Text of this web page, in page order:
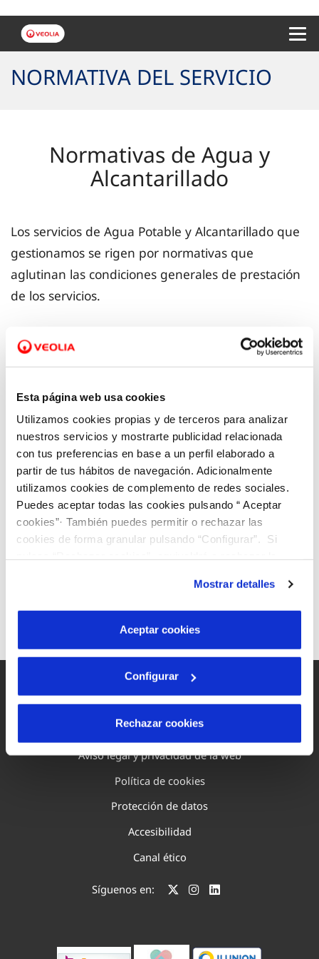
Esta página web usa cookies
Utilizamos cookies propias y de terceros para analizar
nuestros servicios y mostrarte publicidad relacionada
con tus preferencias en base a un perfil elaborado a
partir de tus hábitos de navegación. Adicionalmente
utilizamos cookies de complemento de redes sociales.
Puedes aceptar todas las cookies pulsando “ Aceptar
cookies”· También puedes permitir o rechazar las
cookies de forma granular pulsando “Configurar”. Si
son indispensables para que el sitio web funcione y que
por tanto no se pueden desactivar. Puedes consultar
más información en nuestraPolítica de Cookies
Mostrar detalles
Aceptar cookies
Configurar
Rechazar cookies
NORMATIVA DEL SERVICIO
Normativas de Agua y
Alcantarillado
Los servicios de Agua Potable y Alcantarillado que
gestionamos se rigen por normativas que
aglutinan las condiciones generales de prestación
de los servicios.
, que regulan la prestación del
servicio público de abastecimiento de agua y
condiciones de los vertidos a la misma.
Ordenanzas, que establecen los conceptos y
precios a facturar en cada municipio a los
usuarios de los servicios. El Ayuntamiento es
el órgano responsable de aprobar las tarifas y
la Comisión de Precios de la provincia es el
organismo encargado de autorizarlas.
para acceder a la
normativa del mismo.
Mapa Web
Aviso legal y privacidad de la web
Política de cookies
Protección de datos
Accesibilidad
Canal ético
Síguenos en: